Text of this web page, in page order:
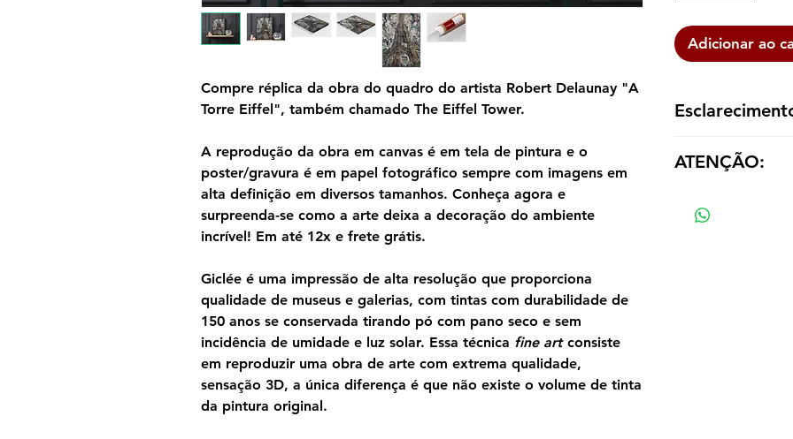
Compre réplica da obra do quadro do artista Robert Delaunay "A
Torre Eiffel", também chamado The Eiffel Tower.
A reprodução da obra em canvas é em tela de pintura e o
poster/gravura é em papel fotográfico sempre com imagens em
alta definição em diversos tamanhos. Conheça agora e
surpreenda-se como a arte deixa a decoração do ambiente
incrível! Em até 12x e frete grátis.
Giclée é uma impressão de alta resolução que proporciona
qualidade de museus e galerias, com tintas com durabilidade de
150 anos se conservada tirando pó com pano seco e sem
incidência de umidade e luz solar. Essa técnica fine artconsiste
em reproduzir uma obra de arte com extrema qualidade,
sensação 3D, a única diferença é que não existe o volume de tinta
da pintura original.
Adicionar ao
dentro de um tubo
ATENÇÃO:
tamanho e material